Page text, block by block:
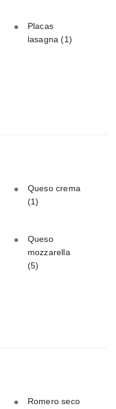
Placas
lasagna(1)
Queso crema
(1)
Queso
mozzarella
(5)
Romero seco